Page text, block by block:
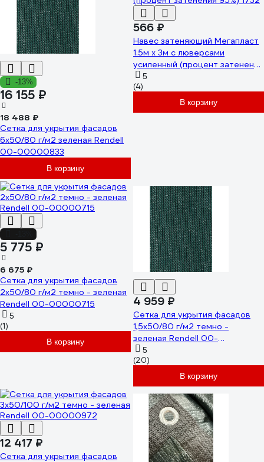
-13%
16 155 ₽
18 488 ₽
Сетка для укрытия фасадов
6х50/80 г/м2 зеленая Rendell
00-00000833
В корзину
566 ₽
Навес затеняющий Мегапласт
1.5м х 3м с люверсами
усиленный (процент затенения
95%) 1732
5
(4)
В корзину
5 775 ₽
6 675 ₽
Сетка для укрытия фасадов
2х50/80 г/м2 темно - зеленая
Rendell 00-00000715
5
(1)
В корзину
4 959 ₽
Сетка для укрытия фасадов
1,5х50/80 г/м2 темно -
зеленая Rendell 00-
00000797
5
(20)
В корзину
12 417 ₽
Сетка для укрытия фасадов